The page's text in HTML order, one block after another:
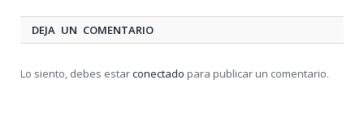
DEJA UN COMENTARIO
Lo siento, debes estarconectado para publicar un comentario.